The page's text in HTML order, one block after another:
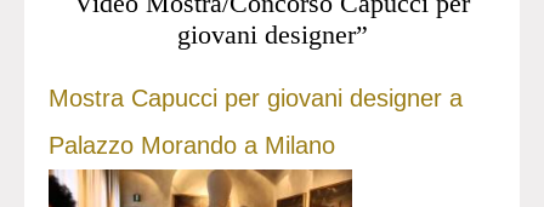
giovani designer”
Mostra Capucci per giovani designer a
Palazzo Morando a Milano